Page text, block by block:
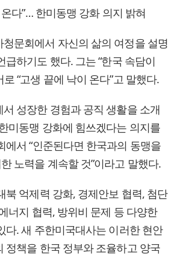
다”… 한미동맹 강화 의지 밝혀
문회에서 자신의 삶의 여정을 설명
급하기도 했다. 그는 “한국 속담이
“고생 끝에 낙이 온다”고 말했다.
성장한 경험과 공직 생활을 소개
미동맹 강화에 힘쓰겠다는 의지를
에서 “인준된다면 한국과의 동맹을
노력을 계속할 것”이라고 말했다.
북 억제력 강화, 경제안보 협력, 첨단
너지 협력, 방위비 문제 등 다양한
다. 새 주한미국대사는 이러한 현안
정책을 한국 정부와 조율하고 양국